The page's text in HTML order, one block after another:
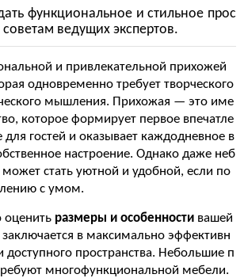
функциональное и стильное прос
советам ведущих экспертов.
и привлекательной прихожей
одновременно требует творческого
мышления. Прихожая — это име
которое формирует первое впечатле
гостей и оказывает каждодневное в
настроение. Однако даже неб
стать уютной и удобной, если по
с умом.
оценить размеры и особенности вашей
в максимально эффективн
доступного пространства. Небольшие п
многофункциональной мебели.